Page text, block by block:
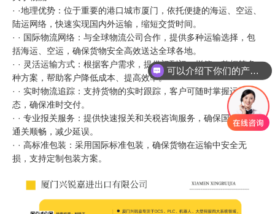
· ·地理优势：位于重要的港口城市厦门，依托便捷的海运、空运、
陆运网络，快速实现国内外运输，缩短交货时间。
· · 国际物流网络：与全球物流公司合作，提供多种运输选择，包
括海运、空运，确保货物安全高效送达全球各地。
· · 灵活运输方式：根据客户需求，提供门到门、拼箱、整柜等多
种方案，帮助客户降低成本、提高效率。
· · 实时物流追踪：支持货物的实时跟踪，客户可随时掌握运输状
态，确保准时交付。
· · 专业报关服务：提供快速报关和关税咨询服务，确保国际货物
通关顺畅，减少延误。
· · 高标准包装：采用国际标准包装，确保货物在运输中安全无
损，支持定制包装方案。
你们是怎么收费的呢